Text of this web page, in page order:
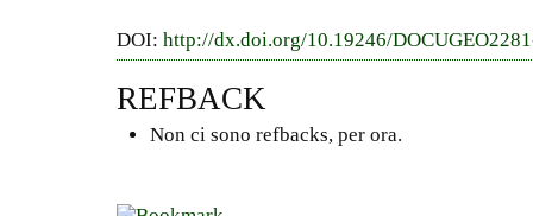
DOI: http://dx.doi.org/10.19246/
REFBACK
Non ci sono refbacks, per ora.